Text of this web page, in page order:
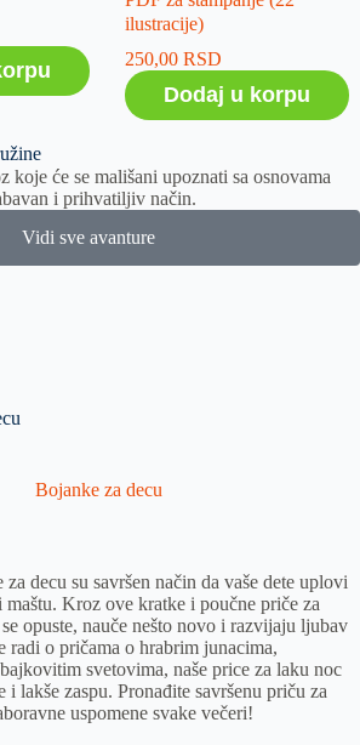
ilustracije)
250,00 RSD
Dodaj u korpu
koje će se mališani upoznati sa osnovama
i prihvatiljiv način.
Vidi sve avanture
decu su savršen način da vaše dete uplovi
Kroz ove kratke i poučne priče za
opuste, nauče nešto novo i razvijaju ljubav
radi o pričama o hrabrim junacima,
svetovima, naše price za laku noc
i lakše zaspu. Pronađite savršenu priču za
uspomene svake večeri!